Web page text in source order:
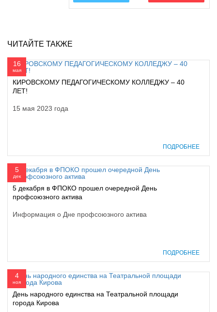
ЧИТАЙТЕ ТАКЖЕ
16
мая
КИРОВСКОМУ ПЕДАГОГИЧЕСКОМУ КОЛЛЕДЖУ – 40
ЛЕТ!
15 мая 2023 года
ПОДРОБНЕЕ
5
дек
5 декабря в ФПОКО прошел очередной День
профсоюзного актива
Информация о Дне профсоюзного актива
ПОДРОБНЕЕ
4
ноя
День народного единства на Театральной площади
города Кирова